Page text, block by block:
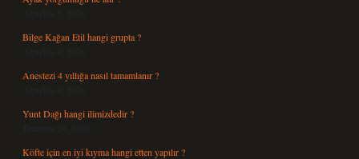
Ağustos 5, 2026
Bilge Kağan Etil hangi grupta ?
Ağustos 4, 2026
Anestezi 4 yıllığa nasıl tamamlanır ?
Ağustos 4, 2026
Yunt Dağı hangi ilimizdedir ?
Temmuz 29, 2026
Köfte için en iyi kıyma hangi etten yapılır ?